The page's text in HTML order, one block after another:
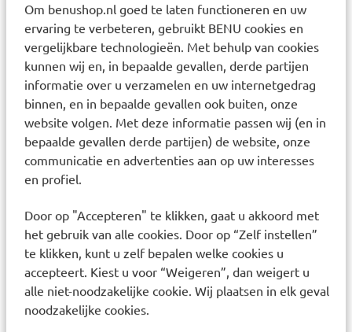
Om benushop.nl goed te laten functioneren en uw
ervaring te verbeteren, gebruikt BENU cookies en
vergelijkbare technologieën. Met behulp van cookies
kunnen wij en, in bepaalde gevallen, derde partijen
informatie over u verzamelen en uw internetgedrag
binnen, en in bepaalde gevallen ook buiten, onze
website volgen. Met deze informatie passen wij (en in
bepaalde gevallen derde partijen) de website, onze
communicatie en advertenties aan op uw interesses
en profiel.
Door op "Accepteren" te klikken, gaat u akkoord met
het gebruik van alle cookies. Door op “Zelf instellen”
te klikken, kunt u zelf bepalen welke cookies u
accepteert. Kiest u voor “Weigeren”, dan weigert u
alle niet-noodzakelijke cookie. Wij plaatsen in elk geval
noodzakelijke cookies.
bruikbaarheid en de op de datum van de totstandkoming
van de Overeenkomst bestaande wettelijke bepalingen
en/of overheidsvoorschriften.
2. Consument is verplicht om onmiddellijk na ontvangst van
het product en/of na uitvoering van de dienst te
controleren of het geleverde product en/of de uitgevoerde
dienst beantwoordt aan de Overeenkomst.
3. Als het afgeleverde product en/of de uitgevoerde dienst
Consument binnen 14 dagen nadat hij het gebrek heeft
ontdekt dan wel redelijkerwijze had moeten ontdekken
BENU daarvan in kennis te stellen.
4. Als BENU de klacht aannemelijk vindt, wordt het
relevante product hersteld, vervangen of vergoed. Als het